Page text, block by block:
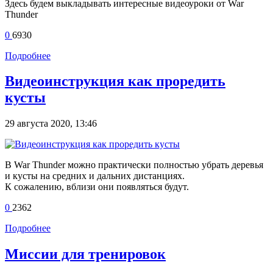
Здесь будем выкладывать интересные видеоуроки от War
Thunder
0 6930
Подробнее
Видеоинструкция как проредить
кусты
29 августа 2020, 13:46
В War Thunder можно практически полностью убрать деревья
и кусты на средних и дальних дистанциях.
К сожалению, вблизи они появляться будут.
0 2362
Подробнее
Миссии для тренировок